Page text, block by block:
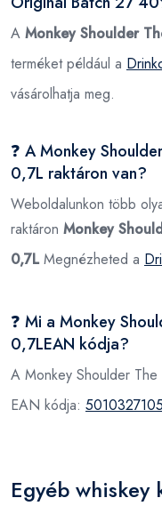
A Monkey Shoulder
terméket például a
vásárolhatja meg.
❓ A Monkey
0,7L raktáron van?
Weboldalunkon több
raktáron Monkey
0,7LMegnézheted a
❓ Mi a Monkey
0,7LEAN kódja?
A Monkey Shoulder
EAN kódja:
Egyéb whiskey